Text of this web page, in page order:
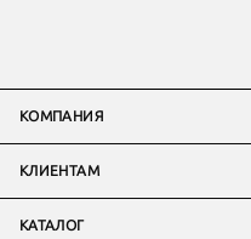
КОМПАНИЯ
КЛИЕНТАМ
КАТАЛОГ